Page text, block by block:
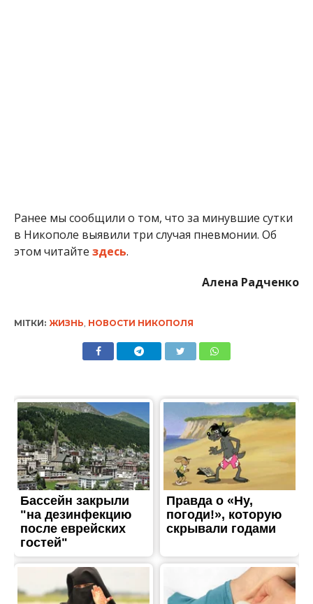
Ранее мы сообщили о том, что за минувшие сутки
в Никополе выявили три случая пневмонии. Об
этом читайте здесь.
Алена Радченко
МІТКИ: ЖИЗНЬ НОВОСТИ НИКОПОЛЯ